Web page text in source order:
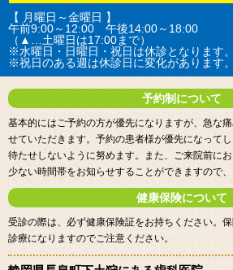
【 月曜日～金曜日 】
午前9:00～12:00 午後14:00～18:00
（▲…土曜日は17:00まで）
※水曜日・日曜日・祝日は休診となります。
※祝日のある週は休診日に変化があります。
予約制について
基本的にはご予約の方が優先になりますが、急な
せていただきます。予約の患者様が優先になって
待たせしないように努めます。また、ご来院前に
少ない時間帯をお知らせすることができますので、
健康保険について
受診の際は、必ず健康保険証をお持ちください。
診療になりますのでご注意ください。